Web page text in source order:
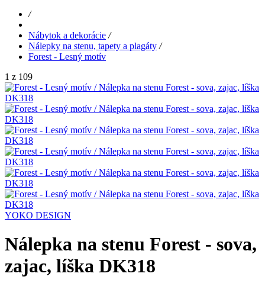
/
Nábytok a dekorácie /
Nálepky na stenu, tapety a plagáty /
Forest - Lesný motív
1 z 109
YOKO DESIGN
Nálepka na stenu Forest - sova,
zajac, líška DK318